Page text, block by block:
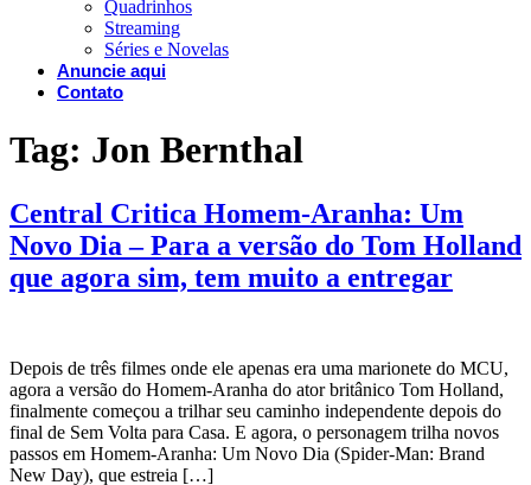
Quadrinhos
Streaming
Séries e Novelas
Anuncie aqui
Contato
Tag: Jon Bernthal
Central Critica Homem-Aranha: Um
Novo Dia – Para a versão do Tom Holland
que agora sim, tem muito a entregar
Depois de três filmes onde ele apenas era uma marionete do MCU,
agora a versão do Homem-Aranha do ator britânico Tom Holland,
finalmente começou a trilhar seu caminho independente depois do
final de Sem Volta para Casa. E agora, o personagem trilha novos
passos em Homem-Aranha: Um Novo Dia (Spider-Man: Brand
New Day), que estreia […]